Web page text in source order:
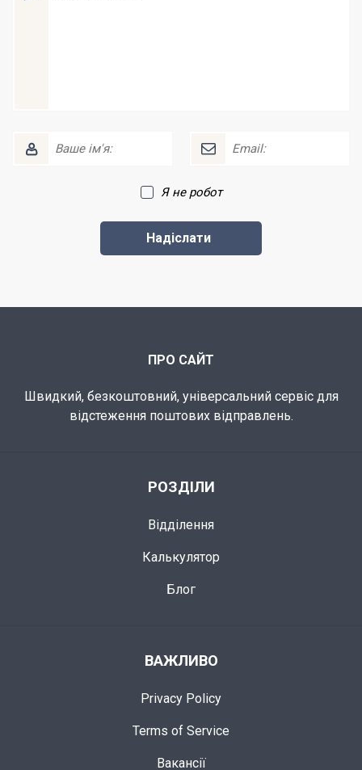
Я не робот
ПРО САЙТ
Швидкий, безкоштовний, універсальний сервіс для
відстеження поштових відправлень.
РОЗДІЛИ
Відділення
Калькулятор
Блог
ВАЖЛИВО
Privacy Policy
Terms of Service
Вакансії